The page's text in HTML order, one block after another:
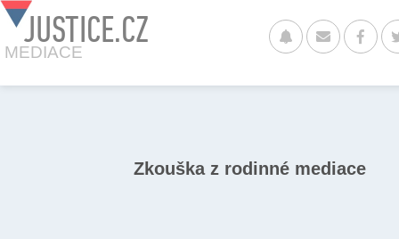
JUSTICE.CZ
MEDIACE
Zkouška z rodinné mediace